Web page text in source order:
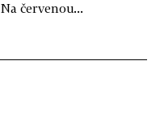
červenou...